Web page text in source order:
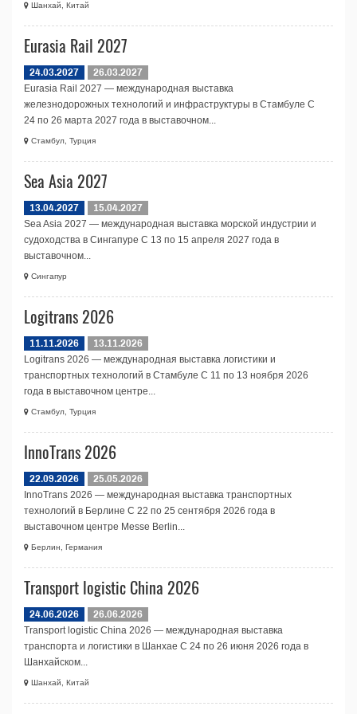
Шанхай, Китай
Eurasia Rail 2027
24.03.2027
26.03.2027
Eurasia Rail 2027 — международная выставка
железнодорожных технологий и инфраструктуры в Стамбуле С
24 по 26 марта 2027 года в выставочном...
Стамбул, Турция
Sea Asia 2027
13.04.2027
15.04.2027
Sea Asia 2027 — международная выставка морской индустрии и
судоходства в Сингапуре С 13 по 15 апреля 2027 года в
выставочном...
Сингапур
Logitrans 2026
11.11.2026
13.11.2026
Logitrans 2026 — международная выставка логистики и
транспортных технологий в Стамбуле С 11 по 13 ноября 2026
года в выставочном центре...
Стамбул, Турция
InnoTrans 2026
22.09.2026
25.05.2026
InnoTrans 2026 — международная выставка транспортных
технологий в Берлине С 22 по 25 сентября 2026 года в
выставочном центре Messe Berlin...
Берлин, Германия
Transport logistic China 2026
24.06.2026
26.06.2026
Transport logistic China 2026 — международная выставка
транспорта и логистики в Шанхае С 24 по 26 июня 2026 года в
Шанхайском...
Шанхай, Китай